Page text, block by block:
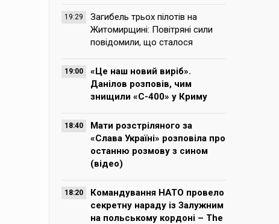
19:29
Загибель трьох пілотів на
Житомирщині: Повітряні сили
повідомили, що сталося
19:00
«Це наш новий виріб».
Данілов розповів, чим
знищили «С-400» у Криму
18:40
Мати розстріляного за
«Слава Україні» розповіла про
останню розмову з сином
(відео)
18:20
Командування НАТО провело
секретну нараду із Залужним
на польському кордоні – The